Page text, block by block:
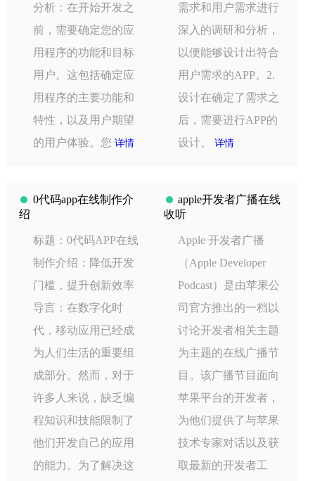
分析：在开始开发之
前，需要确定您的应
用程序的功能和目标
用户。这包括确定应
用程序的主要功能和
特性，以及用户期望
的用户体验。您 详情
需求和用户需求进行
深入的调研和分析，
以便能够设计出符合
用户需求的APP。2.
设计在确定了需求之
后，需要进行APP的
设计。详情
0代码app在线制作介
绍
标题：0代码APP在线
制作介绍：降低开发
门槛，提升创新效率
导言：在数字化时
代，移动应用已经成
为人们生活的重要组
成部分。然而，对于
许多人来说，缺乏编
程知识和技能限制了
他们开发自己的应用
的能力。为了解决这
apple开发者广播在线
收听
Apple 开发者广播
（Apple Developer
Podcast）是由苹果公
司官方推出的一档以
讨论开发者相关主题
为主题的在线广播节
目。该广播节目面向
苹果平台的开发者，
为他们提供了与苹果
技术专家对话以及获
取最新的开发者工